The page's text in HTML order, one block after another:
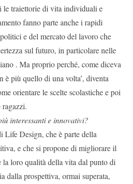
le traiettorie di vita individuali e
fanno parte anche i rapidi
e del mercato del lavoro che
sul futuro, in particolare nelle
. Ma proprio perché, come diceva
è più quello di una volta’, diventa
orientare le scelte scolastiche e poi
interessanti e innovativi?
Life Design, che è parte della
e che si propone di migliorare il
la loro qualità della vita dal punto di
dalla prospettiva, ormai superata,